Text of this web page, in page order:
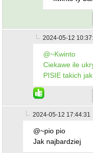
2024-05-12
@~Kwinto
Ciekawe ile
PISIE takich
2024-05-12 17:44:31
@~pio pio
Jak najbardziej